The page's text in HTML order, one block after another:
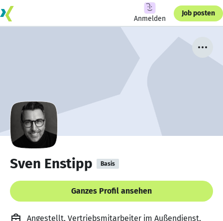
Anmelden
Job posten
Sven Enstipp Basis
Ganzes Profil ansehen
Angestellt, Vertriebsmitarbeiter im Außendienst,